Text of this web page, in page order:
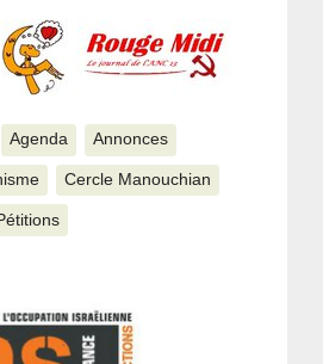
Agenda Annonces
Cercle Manouchian